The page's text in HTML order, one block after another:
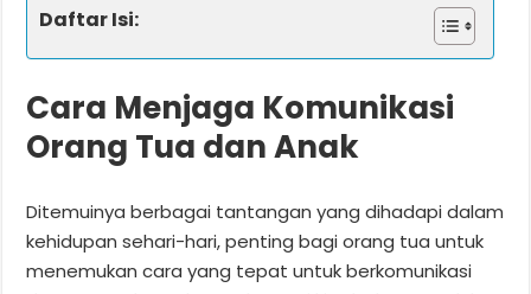
Daftar Isi:
Cara Menjaga Komunikasi
Orang Tua dan Anak
Ditemuinya berbagai tantangan yang dihadapi dalam
kehidupan sehari-hari, penting bagi orang tua untuk
menemukan cara yang tepat untuk berkomunikasi